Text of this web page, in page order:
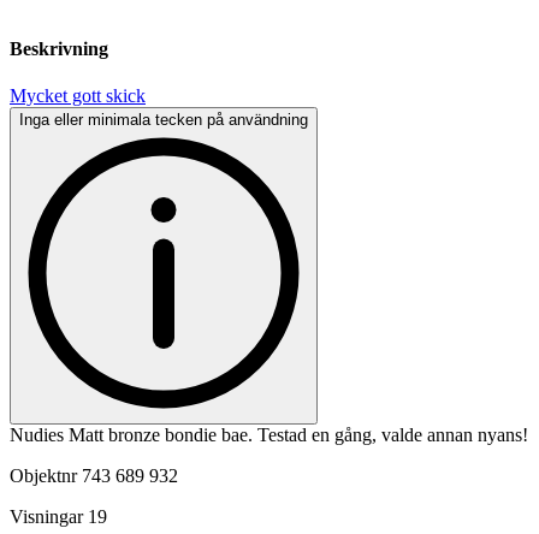
Beskrivning
Mycket gott skick
Inga eller minimala tecken på användning
Nudies Matt bronze bondie bae. Testad en gång, valde annan nyans!
Objektnr 743 689 932
Visningar 19